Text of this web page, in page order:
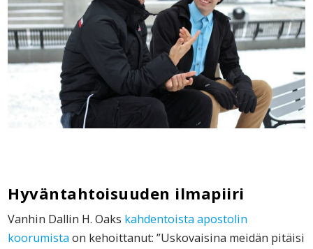
Hyväntahtoisuuden ilmapiiri
Vanhin Dallin H. Oaks kahdentoista apostolin
koorumista on kehoittanut: ”Uskovaisina meidän pitäisi